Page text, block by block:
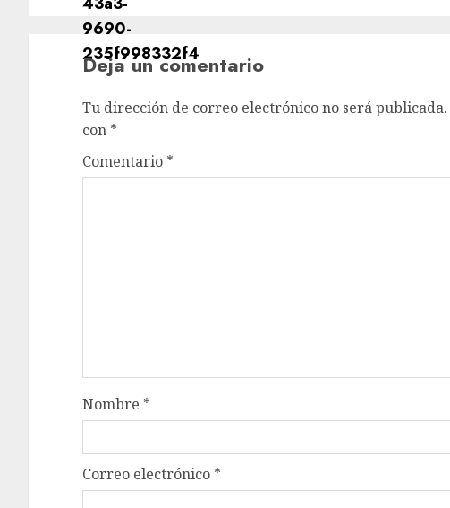
Deja un comentario
Tu dirección de correo electrónico no será publicada.
con *
Comentario *
Nombre *
Correo electrónico *